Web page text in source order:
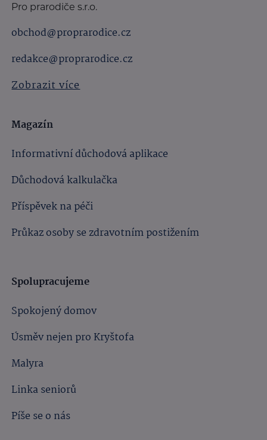
Pro prarodiče s.r.o.
obchod@proprarodice.cz
redakce@proprarodice.cz
Zobrazit více
Magazín
Informativní důchodová aplikace
Důchodová kalkulačka
Příspěvek na péči
Průkaz osoby se zdravotním postižením
Spolupracujeme
Spokojený domov
Úsměv nejen pro Kryštofa
Malyra
Linka seniorů
Píše se o nás